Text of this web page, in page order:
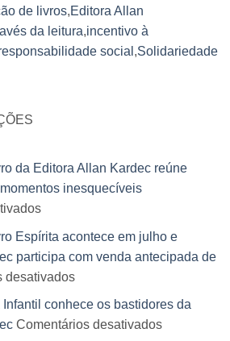
de livros,Editora Allan
da leitura,incentivo à
social ,Solidariedade
da Editora Allan Kardec reúne
inesquecíveis
em
13º
do
da
Editora
Espírita acontece em julho e
participa com venda antecipada de
desativadosem
Festival
conhece os bastidores da
Comentários desativadosem